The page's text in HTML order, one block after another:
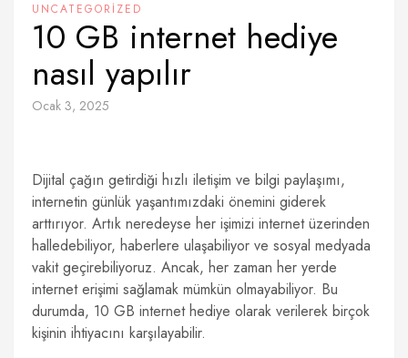
UNCATEGORIZED
10 GB internet hediye
nasıl yapılır
Ocak 3, 2025
Dijital çağın getirdiği hızlı iletişim ve bilgi paylaşımı,
internetin günlük yaşantımızdaki önemini giderek
arttırıyor. Artık neredeyse her işimizi internet üzerinden
halledebiliyor, haberlere ulaşabiliyor ve sosyal medyada
vakit geçirebiliyoruz. Ancak, her zaman her yerde
internet erişimi sağlamak mümkün olmayabiliyor. Bu
durumda, 10 GB internet hediye olarak verilerek birçok
kişinin ihtiyacını karşılayabilir.